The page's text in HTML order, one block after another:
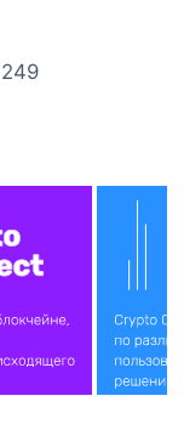
249